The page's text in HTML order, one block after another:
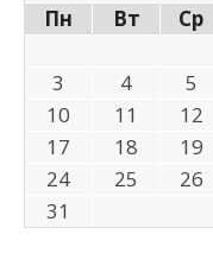
Пн
Вт Ср
3
4 5
10
11 12
17
18 19
24
25 26
31